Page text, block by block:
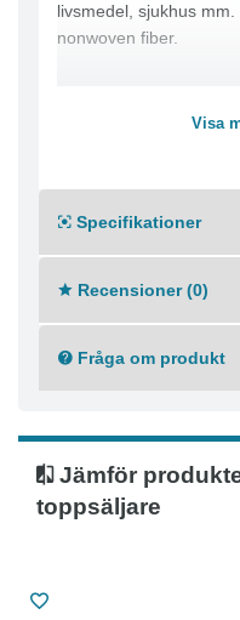
livsmedel, sjukhus
nonwoven fiber.
Visa
Specifikationer
Recensioner (0)
Fråga om produkt
Jämför
toppsäljare